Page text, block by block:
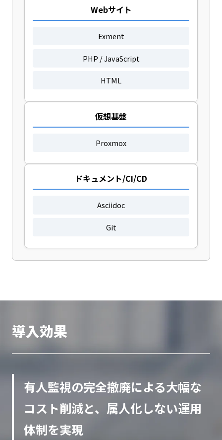
Webサイト
Exment
PHP / JavaScript
HTML
仮想基盤
Proxmox
ドキュメント/CI/CD
Asciidoc
Git
導入効果
有人監視の完全撤廃による大幅な
コスト削減と、属人化しない運用
体制を実現